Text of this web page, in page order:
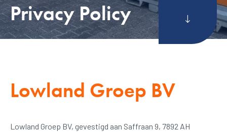
Privacy Policy
Lowland Groep BV
Lowland Groep BV, gevestigd aan Saffraan 9, 7892 AH